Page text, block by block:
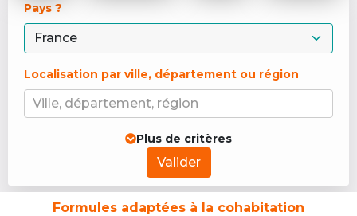
Pays ?
Localisation par ville, département ou région
Ville, département, région
Plus de critères
Valider
Formules adaptées à la cohabitation